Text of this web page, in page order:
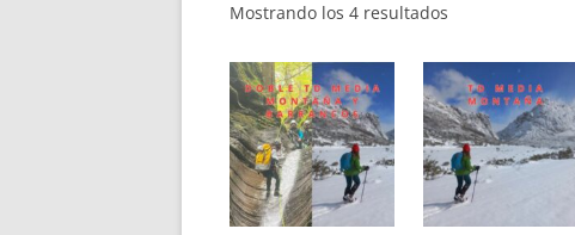
Mostrando los 4 resultados